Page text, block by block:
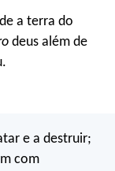
a terra do
deus além de
e a destruir;
com